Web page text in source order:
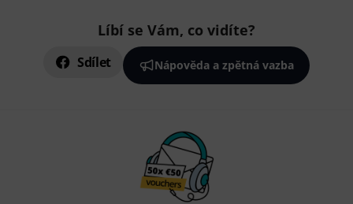
Líbí se Vám, co vidíte?
Sdílet Nápověda a zpětná vazba